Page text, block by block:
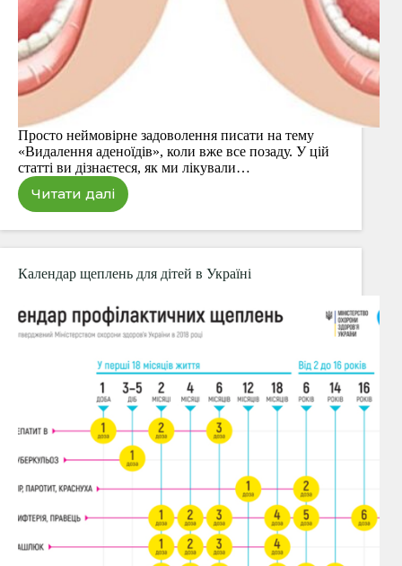
Просто неймовірне задоволення писати на тему
«Видалення аденоїдів», коли вже все позаду. У цій
статті ви дізнаєтеся, як ми лікували…
Читати далі
Видалення
у
дитини
Календар щеплень для дітей в Україні